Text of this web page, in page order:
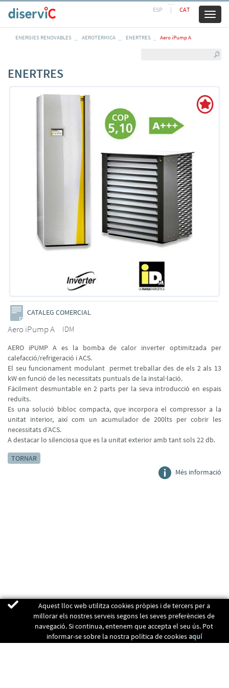
ESP | CAT
ENERGIES RENOVABLES AEROTÈRMICA ENERTRES Aero iPump A
ENERTRES
CATALEG COMERCIAL
Aero iPump A IDM
AERO iPUMP A es la bomba de calor inverter optimitzada per
calefacció/refrigeració i ACS.
El seu funcionament modulant permet treballar des de els 2 als 13
kW en funció de les necessitats puntuals de la instal·lació.
Fàcilment desmuntable en 2 parts per la seva introducció en espais
reduïts.
Es una solució bibloc compacta, que incorpora el compressor a la
unitat interior, així com un acumulador de 200lts per cobrir les
necessitats d’ACS.
A destacar lo silenciosa que es la unitat exterior amb tant sols 22 db.
TORNAR
Més informació
Aquest lloc web utilitza cookies pròpies i de tercers per a
millorar els nostres serveis segons les seves preferències de
navegació. Si continua, entenem que accepta el seu ús. Pot
informar-se sobre la nostra política de cookies aquí